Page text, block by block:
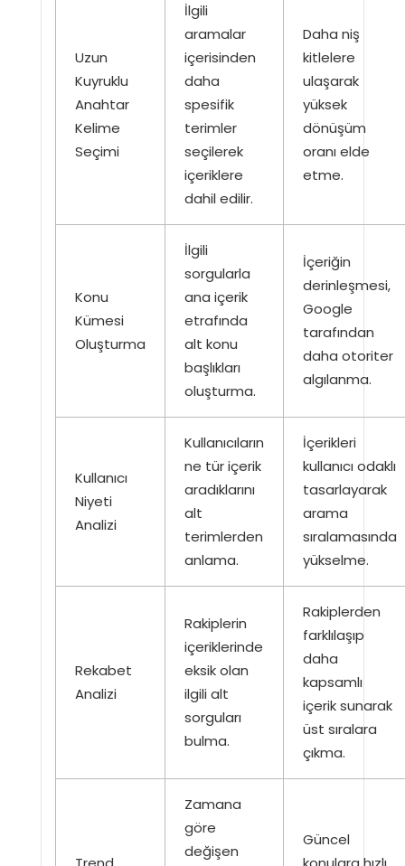
Uzun
Kuyruklu
Anahtar
Kelime
Seçimi
İlgili
aramalar
içerisinden
daha
spesifik
terimler
seçilerek
içeriklere
dahil edilir.
Daha niş
kitlelere
ulaşarak
yüksek
dönüşüm
oranı elde
etme.
Konu
Kümesi
Oluşturma
İlgili
sorgularla
ana içerik
etrafında
alt konu
başlıkları
oluşturma.
İçeriğin
derinleşmesi,
Google
tarafından
daha otoriter
algılanma.
Kullanıcı
Niyeti
Analizi
Kullanıcıların
ne tür içerik
aradıklarını
alt
terimlerden
anlama.
İçerikleri
kullanıcı odaklı
tasarlayarak
arama
sıralamasında
yükselme.
Rekabet
Analizi
Rakiplerin
içeriklerinde
eksik olan
ilgili alt
sorguları
bulma.
Rakiplerden
farklılaşıp
daha
kapsamlı
içerik sunarak
üst sıralara
çıkma.
Zamana
göre
değişen
Güncel